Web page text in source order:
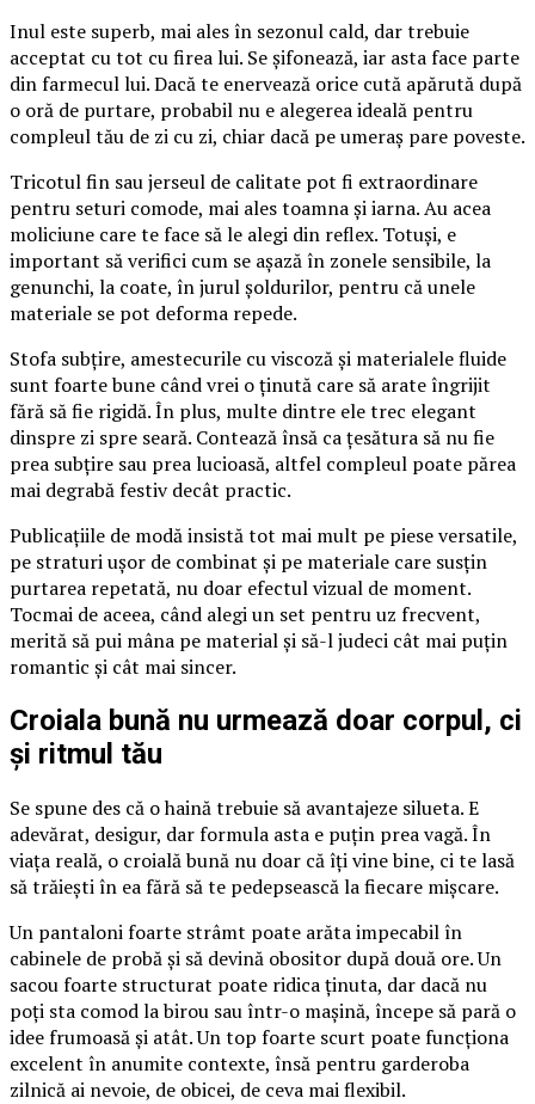
Inul este superb, mai ales în sezonul cald, dar trebuie
acceptat cu tot cu firea lui. Se șifonează, iar asta face parte
din farmecul lui. Dacă te enervează orice cută apărută după
o oră de purtare, probabil nu e alegerea ideală pentru
compleul tău de zi cu zi, chiar dacă pe umeraș pare poveste.
Tricotul fin sau jerseul de calitate pot fi extraordinare
pentru seturi comode, mai ales toamna și iarna. Au acea
moliciune care te face să le alegi din reflex. Totuși, e
important să verifici cum se așază în zonele sensibile, la
genunchi, la coate, în jurul șoldurilor, pentru că unele
materiale se pot deforma repede.
Stofa subțire, amestecurile cu viscoză și materialele fluide
sunt foarte bune când vrei o ținută care să arate îngrijit
fără să fie rigidă. În plus, multe dintre ele trec elegant
dinspre zi spre seară. Contează însă ca țesătura să nu fie
prea subțire sau prea lucioasă, altfel compleul poate părea
mai degrabă festiv decât practic.
Publicațiile de modă insistă tot mai mult pe piese versatile,
pe straturi ușor de combinat și pe materiale care susțin
purtarea repetată, nu doar efectul vizual de moment.
Tocmai de aceea, când alegi un set pentru uz frecvent,
merită să pui mâna pe material și să-l judeci cât mai puțin
romantic și cât mai sincer.
Croiala bună nu urmează doar corpul, ci
și ritmul tău
Se spune des că o haină trebuie să avantajeze silueta. E
adevărat, desigur, dar formula asta e puțin prea vagă. În
viața reală, o croială bună nu doar că îți vine bine, ci te lasă
să trăiești în ea fără să te pedepsească la fiecare mișcare.
Un pantaloni foarte strâmt poate arăta impecabil în
cabinele de probă și să devină obositor după două ore. Un
sacou foarte structurat poate ridica ținuta, dar dacă nu
poți sta comod la birou sau într-o mașină, începe să pară o
idee frumoasă și atât. Un top foarte scurt poate funcționa
excelent în anumite contexte, însă pentru garderoba
zilnică ai nevoie, de obicei, de ceva mai flexibil.